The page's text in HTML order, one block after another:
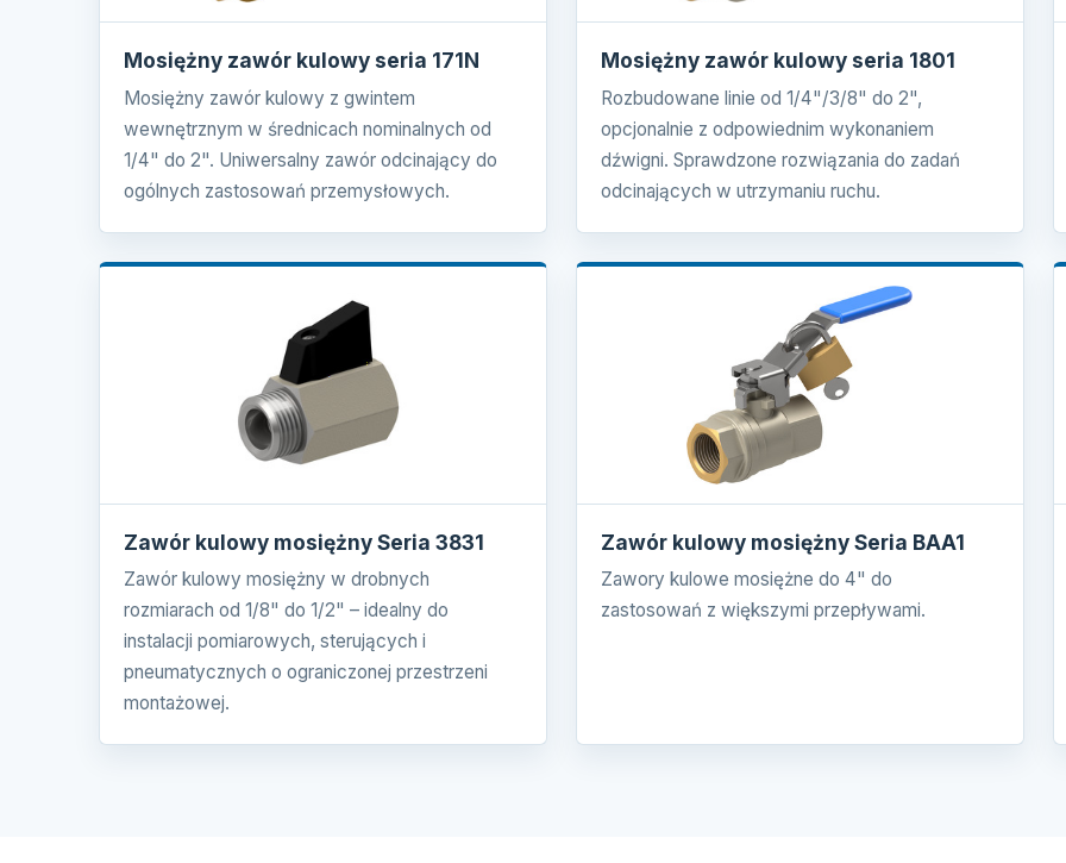
Mosiężny zawór kulowy seria 171N
Mosiężny zawór kulowy z gwintem
wewnętrznym w średnicach nominalnych od
1/4" do 2". Uniwersalny zawór odcinający do
ogólnych zastosowań przemysłowych.
Mosiężny zawór kulowy seria 1801
Rozbudowane linie od 1/4"/3/8" do 2",
opcjonalnie z odpowiednim wykonaniem
dźwigni. Sprawdzone rozwiązania do zadań
odcinających w utrzymaniu ruchu.
Zawór kulowy mosiężny Seria 3831
Zawór kulowy mosiężny w drobnych
rozmiarach od 1/8" do 1/2" – idealny do
instalacji pomiarowych, sterujących i
pneumatycznych o ograniczonej przestrzeni
montażowej.
Zawór kulowy mosiężny Seria BAA1
Zawory kulowe mosiężne do 4" do
zastosowań z większymi przepływami.